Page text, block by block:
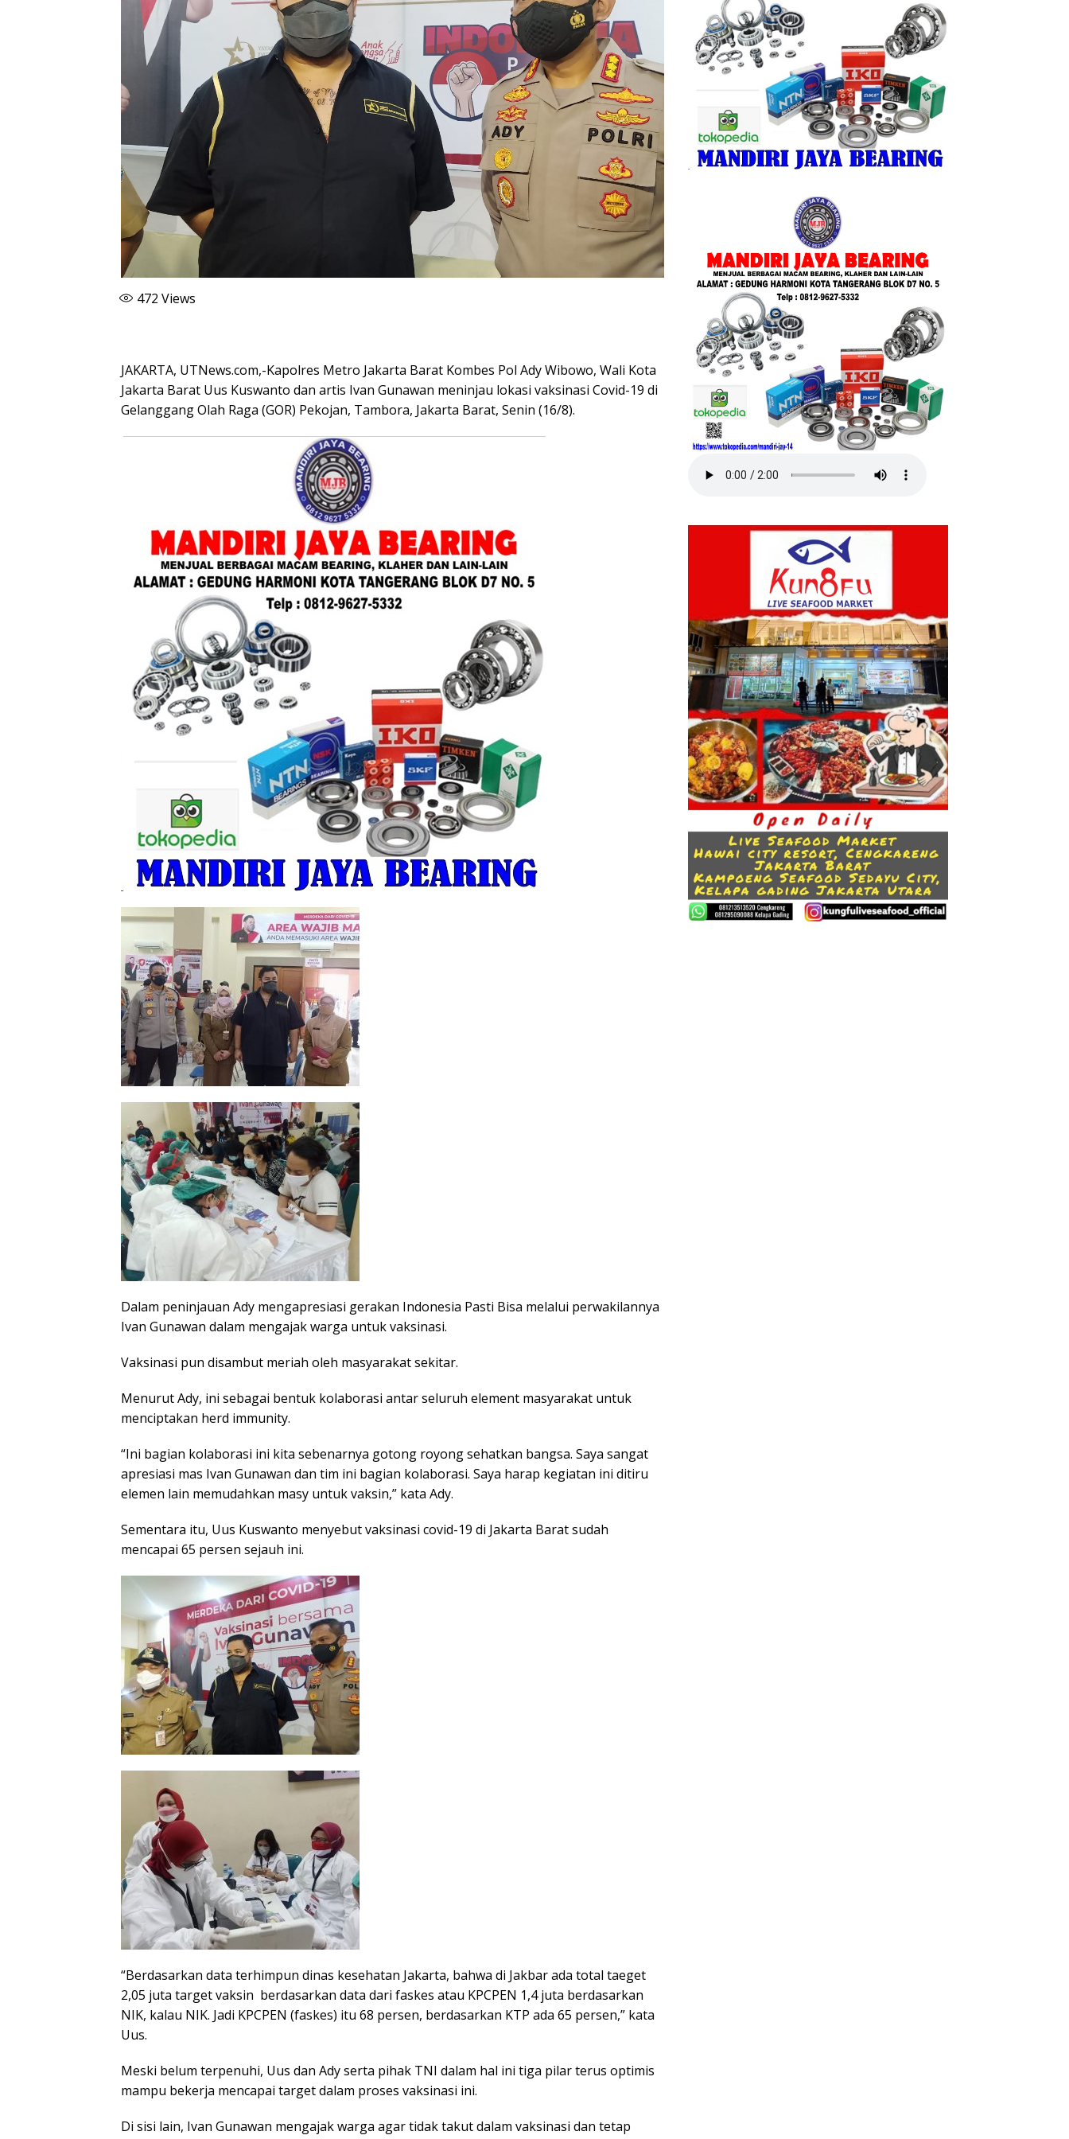
472 Views
JAKARTA, UTNews.com,-Kapolres Metro Jakarta Barat Kombes Pol Ady Wibowo, Wali Kota
Jakarta Barat Uus Kuswanto dan artis Ivan Gunawan meninjau lokasi vaksinasi Covid-19 di
Gelanggang Olah Raga (GOR) Pekojan, Tambora, Jakarta Barat, Senin (16/8).
Dalam peninjauan Ady mengapresiasi gerakan Indonesia Pasti Bisa melalui perwakilannya
Ivan Gunawan dalam mengajak warga untuk vaksinasi.
Vaksinasi pun disambut meriah oleh masyarakat sekitar.
Menurut Ady, ini sebagai bentuk kolaborasi antar seluruh element masyarakat untuk
menciptakan herd immunity.
“Ini bagian kolaborasi ini kita sebenarnya gotong royong sehatkan bangsa. Saya sangat
apresiasi mas Ivan Gunawan dan tim ini bagian kolaborasi. Saya harap kegiatan ini ditiru
elemen lain memudahkan masy untuk vaksin,” kata Ady.
Sementara itu, Uus Kuswanto menyebut vaksinasi covid-19 di Jakarta Barat sudah
mencapai 65 persen sejauh ini.
“Berdasarkan data terhimpun dinas kesehatan Jakarta, bahwa di Jakbar ada total taeget
2,05 juta target vaksin berdasarkan data dari faskes atau KPCPEN 1,4 juta berdasarkan
NIK, kalau NIK. Jadi KPCPEN (faskes) itu 68 persen, berdasarkan KTP ada 65 persen,” kata
Uus.
Meski belum terpenuhi, Uus dan Ady serta pihak TNI dalam hal ini tiga pilar terus optimis
mampu bekerja mencapai target dalam proses vaksinasi ini.
Di sisi lain, Ivan Gunawan mengajak warga agar tidak takut dalam vaksinasi dan tetap